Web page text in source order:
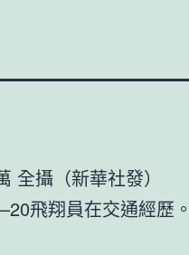
攝（新華社發）
飛翔員在交通經